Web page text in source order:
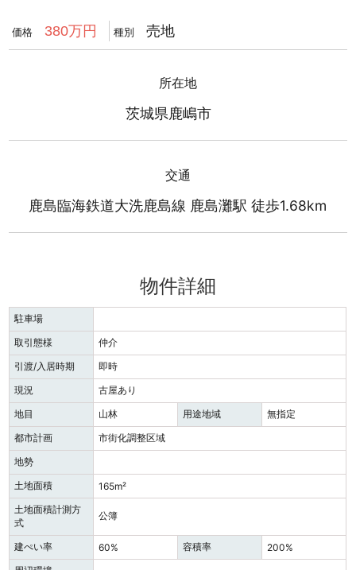
価格 380万円 種別 売地
所在地
茨城県鹿嶋市
交通
鹿島臨海鉄道大洗鹿島線 鹿島灘駅 徒歩1.68km
物件詳細
駐車場
取引態様
仲介
引渡/入居時期
即時
現況
古屋あり
地目
山林 用途地域
無指定
都市計画
市街化調整区域
地勢
土地面積
165m²
土地面積計測方
式
公簿
建ぺい率 60% 容積率
200%